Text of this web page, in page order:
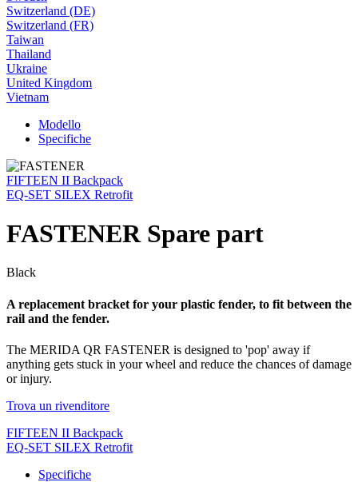
Switzerland (DE)
Switzerland (FR)
Taiwan
Thailand
Ukraine
United Kingdom
Vietnam
Modello
Specifiche
FIFTEEN II Backpack
EQ-SET SILEX Retrofit
FASTENER Spare part
Black
A replacement bracket for your plastic fender, to fit between the
rail and the fender.
The MERIDA QR FASTENER is designed to 'pop' away if
anything gets stuck in your wheel and reduce the chances of damage
or injury.
Trova un rivenditore
FIFTEEN II Backpack
EQ-SET SILEX Retrofit
Specifiche